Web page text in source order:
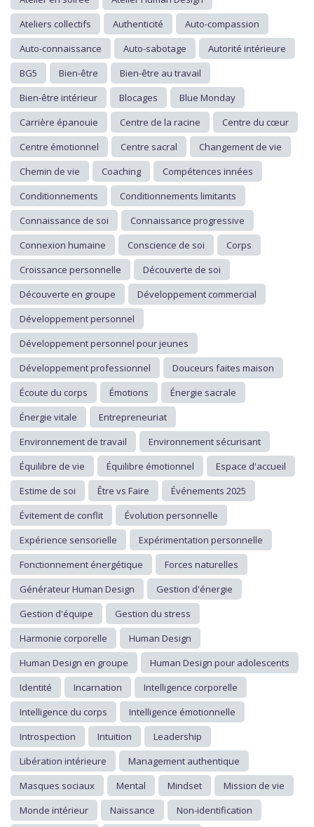
Ateliers collectifs
Authenticité
Auto-compassion
Auto-connaissance
Auto-sabotage
Autorité intérieure
BG5
Bien-être
Bien-être au travail
Bien-être intérieur
Blocages
Blue Monday
Carrière épanouie
Centre de la racine
Centre du cœur
Centre émotionnel
Centre sacral
Changement de vie
Chemin de vie
Coaching
Compétences innées
Conditionnements
Conditionnements limitants
Connaissance de soi
Connaissance progressive
Connexion humaine
Conscience de soi
Corps
Croissance personnelle
Découverte de soi
Découverte en groupe
Développement commercial
Développement personnel
Développement personnel pour jeunes
Développement professionnel
Douceurs faites maison
Écoute du corps
Émotions
Énergie sacrale
Énergie vitale
Entrepreneuriat
Environnement de travail
Environnement sécurisant
Équilibre de vie
Équilibre émotionnel
Espace d'accueil
Estime de soi
Être vs Faire
Événements 2025
Évitement de conflit
Évolution personnelle
Expérience sensorielle
Expérimentation personnelle
Fonctionnement énergétique
Forces naturelles
Générateur Human Design
Gestion d'énergie
Gestion d'équipe
Gestion du stress
Harmonie corporelle
Human Design
Human Design en groupe
Human Design pour adolescents
Identité
Incarnation
Intelligence corporelle
Intelligence du corps
Intelligence émotionnelle
Introspection
Intuition
Leadership
Libération intérieure
Management authentique
Masques sociaux
Mental Mindset
Mission de vie
Monde intérieur
Naissance
Non-identification